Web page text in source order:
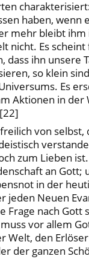
haben, wenn
mehr bleibt ihm
nicht. Es scheint
dass ihn unsere
so klein
Es
Aktionen in der
von selbst,
zum Lieben
an Gott;
in der
jeden Neuen
Frage nach Gott
vor allem
Welt, den
der ganzen